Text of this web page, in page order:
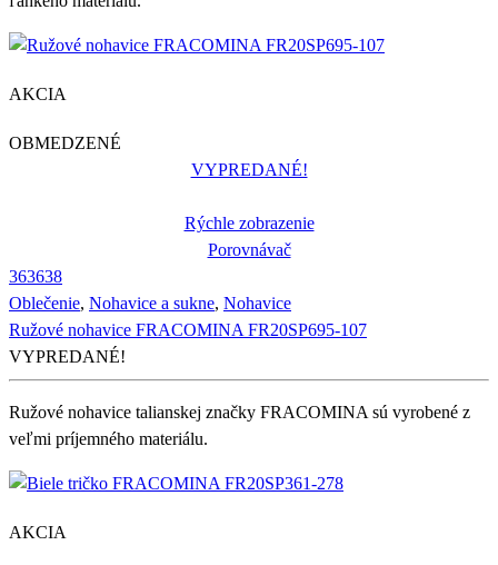
AKCIA
OBMEDZENÉ
VYPREDANÉ!
Rýchle zobrazenie
Porovnávač
363638
Oblečenie, Nohavice a sukne, Nohavice
Ružové nohavice FRACOMINA FR20SP695-107
VYPREDANÉ!
Ružové nohavice talianskej značky FRACOMINA sú vyrobené z
veľmi príjemného materiálu.
AKCIA